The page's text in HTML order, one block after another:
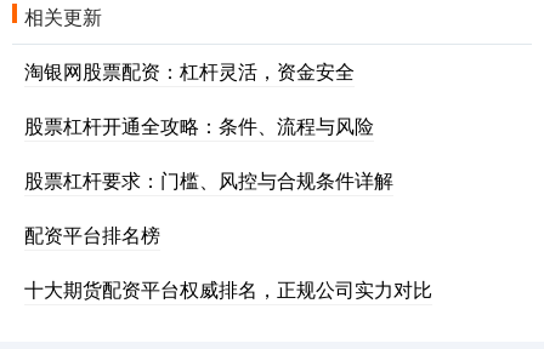
相关更新
淘银网股票配资：杠杆灵活，资金安全
股票杠杆开通全攻略：条件、流程与风险
股票杠杆要求：门槛、风控与合规条件详解
配资平台排名榜
十大期货配资平台权威排名，正规公司实力对比